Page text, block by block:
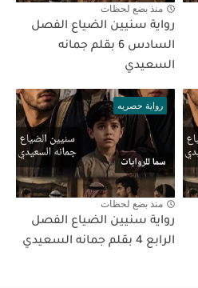
منذ بضع لحظات
رواية سنيين الضياع الفصل
السادس 6 بقلم جمانه
السعيدي
رواية حصريه
منذ بضع لحظات
رواية سنيين الضياع الفصل
الرابع 4 بقلم جمانه السعيدي